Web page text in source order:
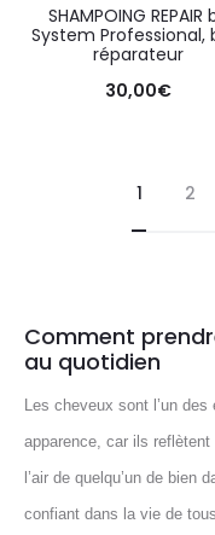
SHAMPOING REPAIR
System Professional,
réparateur
30,00€
1 2
Comment
au quotidien
Les cheveux sont l’un
apparence, car ils
l’air de quelqu’un de bien
confiant dans la vie de